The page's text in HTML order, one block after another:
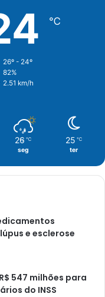
℃
26º - 24º
82%
2.51 km/h
26 ℃
seg
25 ℃
ter
e esclerose
547 milhões para
do INSS